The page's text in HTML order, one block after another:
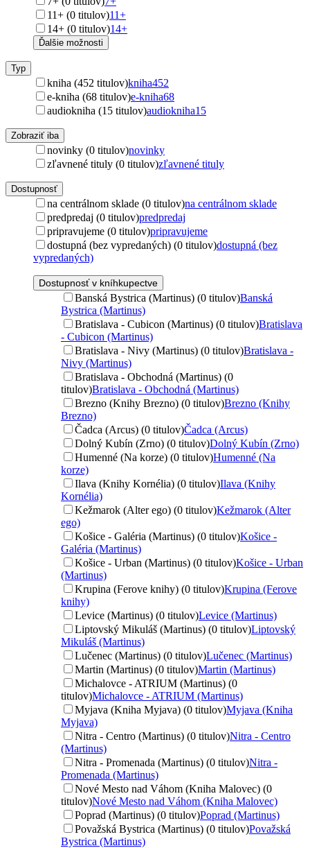
11+ (0 titulov)11+
14+ (0 titulov)14+
Ďalšie možnosti
Typ
kniha (452 titulov)kniha452
e-kniha (68 titulov)e-kniha68
audiokniha (15 titulov)audiokniha15
Zobraziť iba
novinky (0 titulov)novinky
zľavnené tituly (0 titulov)zľavnené tituly
Dostupnosť
na centrálnom sklade (0 titulov)na centrálnom sklade
predpredaj (0 titulov)predpredaj
pripravujeme (0 titulov)pripravujeme
dostupná (bez vypredaných) (0 titulov)dostupná (bez
vypredaných)
Dostupnosť v kníhkupectve
Banská Bystrica (Martinus) (0 titulov)Banská
Bystrica (Martinus)
Bratislava - Cubicon (Martinus) (0 titulov)Bratislava
- Cubicon (Martinus)
Bratislava - Nivy (Martinus) (0 titulov)Bratislava -
Nivy (Martinus)
Bratislava - Obchodná (Martinus) (0
titulov)Bratislava - Obchodná (Martinus)
Brezno (Knihy Brezno) (0 titulov)Brezno (Knihy
Brezno)
Čadca (Arcus) (0 titulov)Čadca (Arcus)
Dolný Kubín (Zrno) (0 titulov)Dolný Kubín (Zrno)
Humenné (Na korze) (0 titulov)Humenné (Na
korze)
Ilava (Knihy Kornélia) (0 titulov)Ilava (Knihy
Kornélia)
Kežmarok (Alter ego) (0 titulov)Kežmarok (Alter
ego)
Košice - Galéria (Martinus) (0 titulov)Košice -
Galéria (Martinus)
Košice - Urban (Martinus) (0 titulov)Košice - Urban
(Martinus)
Krupina (Ferove knihy) (0 titulov)Krupina (Ferove
knihy)
Levice (Martinus) (0 titulov)Levice (Martinus)
Liptovský Mikuláš (Martinus) (0 titulov)Liptovský
Mikuláš (Martinus)
Lučenec (Martinus) (0 titulov)Lučenec (Martinus)
Martin (Martinus) (0 titulov)Martin (Martinus)
Michalovce - ATRIUM (Martinus) (0
titulov)Michalovce - ATRIUM (Martinus)
Myjava (Kniha Myjava) (0 titulov)Myjava (Kniha
Myjava)
Nitra - Centro (Martinus) (0 titulov)Nitra - Centro
(Martinus)
Nitra - Promenada (Martinus) (0 titulov)Nitra -
Promenada (Martinus)
Nové Mesto nad Váhom (Kniha Malovec) (0
titulov)Nové Mesto nad Váhom (Kniha Malovec)
Poprad (Martinus) (0 titulov)Poprad (Martinus)
Považská Bystrica (Martinus) (0 titulov)Považská
Bystrica (Martinus)